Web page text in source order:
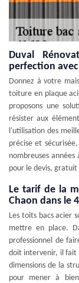
Duval
perfection
Donnez à votre
toiture en plaque
proposons une
résister aux
l'utilisation des
précise et
nombreuses
pour le devis,
Le tarif de la
Chaon dans le
Les toits bacs acier
mettre en place.
professionnel de
doit intervenir, il fait
dimensions de la
pour mener à